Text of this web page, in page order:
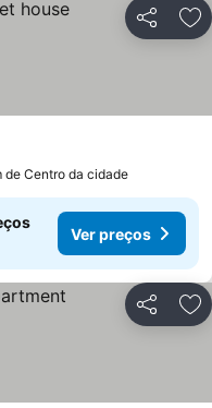
Partilhar
de Centro da cidade
Ver preços
Partilhar